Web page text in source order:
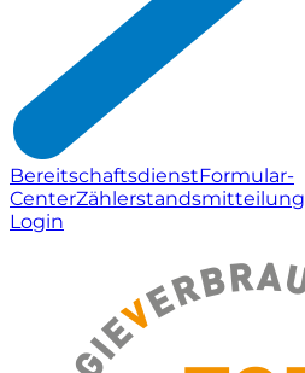
BereitschaftsdienstFormular-
CenterZählerstandsmitteilung
Login